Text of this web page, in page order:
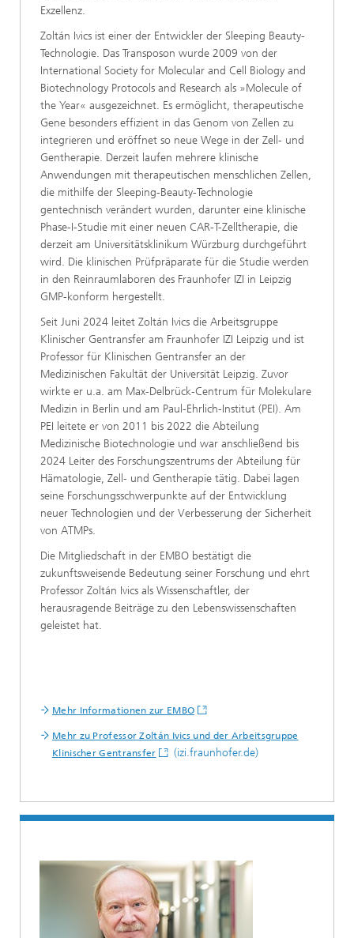
Exzellenz.
Zoltán Ivics ist einer der Entwickler der Sleeping Beauty-
Technologie. Das Transposon wurde 2009 von der
International Society for Molecular and Cell Biology and
Biotechnology Protocols and Research als »Molecule of
the Year« ausgezeichnet. Es ermöglicht, therapeutische
Gene besonders effizient in das Genom von Zellen zu
integrieren und eröffnet so neue Wege in der Zell- und
Gentherapie. Derzeit laufen mehrere klinische
Anwendungen mit therapeutischen menschlichen Zellen,
die mithilfe der Sleeping-Beauty-Technologie
gentechnisch verändert wurden, darunter eine klinische
Phase-I-Studie mit einer neuen CAR-T-Zelltherapie, die
derzeit am Universitätsklinikum Würzburg durchgeführt
wird. Die klinischen Prüfpräparate für die Studie werden
in den Reinraumlaboren des Fraunhofer IZI in Leipzig
GMP-konform hergestellt.
Seit Juni 2024 leitet Zoltán Ivics die Arbeitsgruppe
Klinischer Gentransfer am Fraunhofer IZI Leipzig und ist
Professor für Klinischen Gentransfer an der
Medizinischen Fakultät der Universität Leipzig. Zuvor
wirkte er u.a. am Max-Delbrück-Centrum für Molekulare
Medizin in Berlin und am Paul-Ehrlich-Institut (PEI). Am
PEI leitete er von 2011 bis 2022 die Abteilung
Medizinische Biotechnologie und war anschließend bis
2024 Leiter des Forschungszentrums der Abteilung für
Hämatologie, Zell- und Gentherapie tätig. Dabei lagen
seine Forschungsschwerpunkte auf der Entwicklung
neuer Technologien und der Verbesserung der Sicherheit
von ATMPs.
Die Mitgliedschaft in der EMBO bestätigt die
zukunftsweisende Bedeutung seiner Forschung und ehrt
Professor Zoltán Ivics als Wissenschaftler, der
herausragende Beiträge zu den Lebenswissenschaften
geleistet hat.
Mehr Informationen zur EMBO
Mehr zu Professor Zoltán Ivics und der Arbeitsgruppe
Klinischer Gentransfer
(izi.fraunhofer.de)